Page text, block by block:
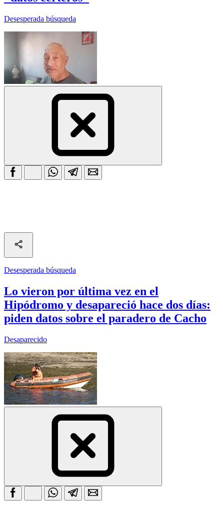
Desesperada búsqueda
Desesperada búsqueda
Lo vieron por última vez en el
Hipódromo y desapareció hace dos días:
piden datos sobre el paradero de Cacho
Desaparecido